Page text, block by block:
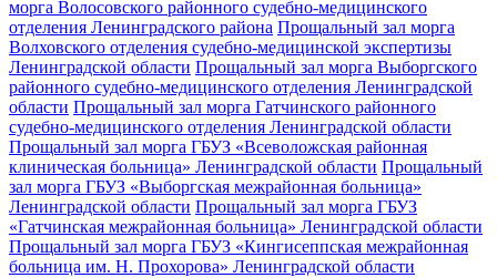
морга Волосовского районного судебно-медицинского
отделения Ленинградского района Прощальный зал морга
Волховского отделения судебно-медицинской экспертизы
Ленинградской области Прощальный зал морга Выборгского
районного судебно-медицинского отделения Ленинградской
области Прощальный зал морга Гатчинского районного
судебно-медицинского отделения Ленинградской области
Прощальный зал морга ГБУЗ «Всеволожская районная
клиническая больница» Ленинградской области Прощальный
зал морга ГБУЗ «Выборгская межрайонная больница»
Ленинградской области Прощальный зал морга ГБУЗ
«Гатчинская межрайонная больница» Ленинградской области
Прощальный зал морга ГБУЗ «Кингисеппская межрайонная
больница им. Н. Прохорова» Ленинградской области